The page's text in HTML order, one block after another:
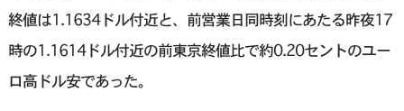
終値は1.1634ドル付近と、前営業日同時刻にあたる昨夜17
時の1.1614ドル付近の前東京終値比で約0.20セントのユー
ロ高ドル安であった。